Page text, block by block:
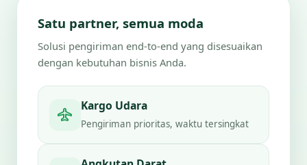
Satu partner, semua moda
Solusi pengiriman end-to-end yang disesuaikan
dengan kebutuhan bisnis Anda.
Kargo Udara
Pengiriman prioritas, waktu tersingkat